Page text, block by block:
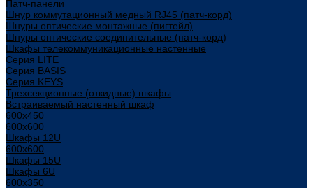
Патч-панели
Шнур коммутационный медный RJ45 (патч-корд)
Шнуры оптические монтажные (пигтейл)
Шнуры оптические соединительные (патч-корд)
Шкафы телекоммуникационные настенные
Cерия LITE
Cерия BASIS
Cерия KEYS
Трехсекционные (откидные) шкафы
Встраиваемый настенный шкаф
600x450
600x600
Шкафы 12U
600x600
Шкафы 15U
Шкафы 6U
600x350